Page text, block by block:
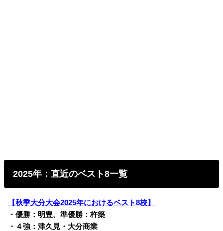
2025年：直近のベスト8一覧
【秋季大分大会2025年におけるベスト8校】
・優勝：明豊、準優勝：杵築
・４強：津久見・大分商業